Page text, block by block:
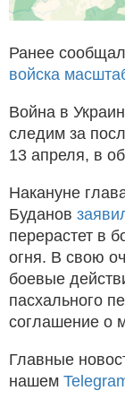
Ранее
войска
Война в
следим за
13 апреля, в
Накануне
Буданов
перерастет в
огня. В свою
боевые
пасхального
соглашение о
Главные
нашем